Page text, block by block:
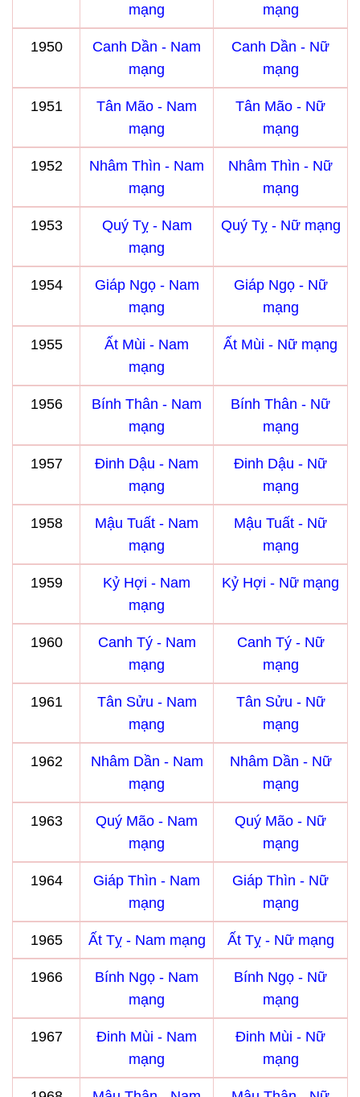
mạng
mạng
1950
Canh Dần - Nam
mạng
Canh Dần - Nữ
mạng
1951
Tân Mão - Nam
mạng
Tân Mão - Nữ
mạng
1952
Nhâm Thìn - Nam
mạng
Nhâm Thìn - Nữ
mạng
1953
Quý Tỵ - Nam
mạng
Quý Tỵ - Nữ mạng
1954
Giáp Ngọ - Nam
mạng
Giáp Ngọ - Nữ
mạng
1955
Ất Mùi - Nam
mạng
Ất Mùi - Nữ mạng
1956
Bính Thân - Nam
mạng
Bính Thân - Nữ
mạng
1957
Đinh Dậu - Nam
mạng
Đinh Dậu - Nữ
mạng
1958
Mậu Tuất - Nam
mạng
Mậu Tuất - Nữ
mạng
1959
Kỷ Hợi - Nam
mạng
Kỷ Hợi - Nữ mạng
1960
Canh Tý - Nam
mạng
Canh Tý - Nữ
mạng
1961
Tân Sửu - Nam
mạng
Tân Sửu - Nữ
mạng
1962
Nhâm Dần - Nam
mạng
Nhâm Dần - Nữ
mạng
1963
Quý Mão - Nam
mạng
Quý Mão - Nữ
mạng
1964
Giáp Thìn - Nam
mạng
Giáp Thìn - Nữ
mạng
1965 Ất Tỵ - Nam mạng Ất Tỵ - Nữ mạng
1966
Bính Ngọ - Nam
mạng
Bính Ngọ - Nữ
mạng
1967
Đinh Mùi - Nam
mạng
Đinh Mùi - Nữ
mạng